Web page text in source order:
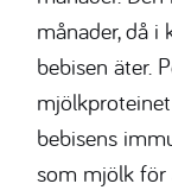
månader, då
bebisen äter.
bebisens
som mjölk för